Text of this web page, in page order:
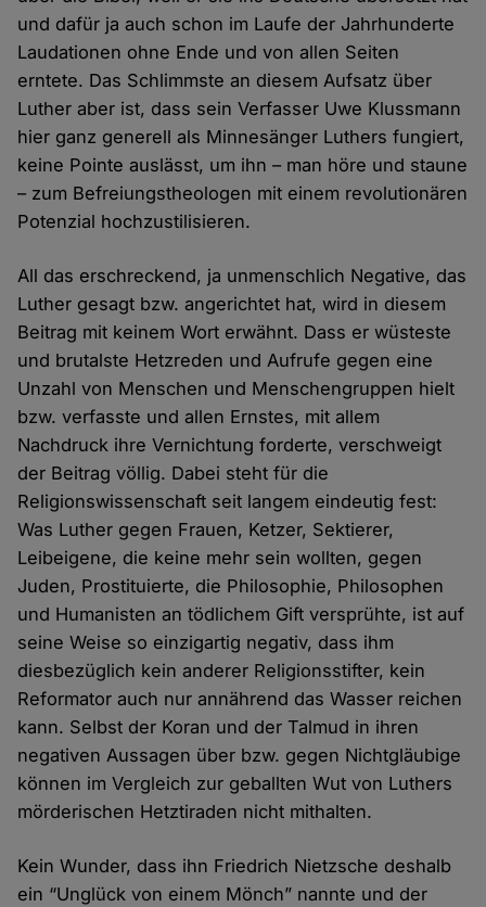
und dafür ja auch schon im Laufe der Jahrhunderte
Laudationen ohne Ende und von allen Seiten
erntete. Das Schlimmste an diesem Aufsatz über
Luther aber ist, dass sein Verfasser Uwe Klussmann
hier ganz generell als Minnesänger Luthers fungiert,
keine Pointe auslässt, um ihn – man höre und staune
– zum Befreiungstheologen mit einem revolutionären
Potenzial hochzustilisieren.
All das erschreckend, ja unmenschlich Negative, das
Luther gesagt bzw. angerichtet hat, wird in diesem
Beitrag mit keinem Wort erwähnt. Dass er wüsteste
und brutalste Hetzreden und Aufrufe gegen eine
Unzahl von Menschen und Menschengruppen hielt
bzw. verfasste und allen Ernstes, mit allem
Nachdruck ihre Vernichtung forderte, verschweigt
der Beitrag völlig. Dabei steht für die
Religionswissenschaft seit langem eindeutig fest:
Was Luther gegen Frauen, Ketzer, Sektierer,
Leibeigene, die keine mehr sein wollten, gegen
Juden, Prostituierte, die Philosophie, Philosophen
und Humanisten an tödlichem Gift versprühte, ist auf
seine Weise so einzigartig negativ, dass ihm
diesbezüglich kein anderer Religionsstifter, kein
Reformator auch nur annährend das Wasser reichen
kann. Selbst der Koran und der Talmud in ihren
negativen Aussagen über bzw. gegen Nichtgläubige
können im Vergleich zur geballten Wut von Luthers
mörderischen Hetztiraden nicht mithalten.
Kein Wunder, dass ihn Friedrich Nietzsche deshalb
ein “Unglück von einem Mönch” nannte und der